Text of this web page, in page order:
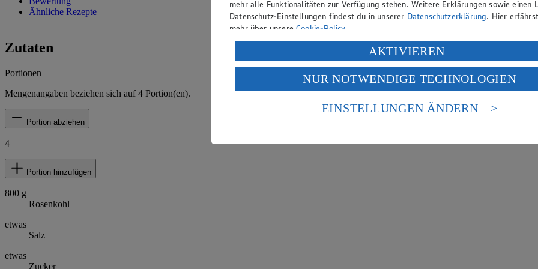
Ähnliche Rezepte
Zutaten
Portionen
Mengenangaben beziehen sich auf4 Portion(en).
Portion abziehen
4
Portion hinzufügen
800 g
Rosenkohl
etwas
Salz
etwas
Zucker
mehr alle Funktionalitäten zur Verfügung stehen. Weitere Erklärungen sowie einen
Datenschutz-Einstellungen findest du in unserer Datenschutzerklärung. Hier
mehr über unsereCookie-Policy.
Verarbeitung deiner personenbezogenen Daten in den USA durch Facebook und
Wenn du auf „Aktivieren“ klickst, willigst du im Sinne des Art. 49 Abs. 1 Satz 1 lit.
ein, dass deine Daten in den USA verarbeitet werden. Der EuGH sieht die USA als
einem nach europäischen Standards nicht angemessenen Datenschutzniveau an. Es
Risiko eines Zugriffs durch US-amerikanische Behörden.
AKTIVIEREN
NUR NOTWENDIGE TECHNOLOGIEN
EINSTELLUNGEN ÄNDERN